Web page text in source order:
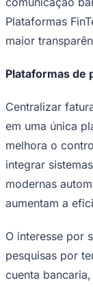
Palmeiras
Plataformas
maior
Plataformas de
Centralizar
em uma única
melhora o
integrar
modernas
aumentam a
O interesse por
pesquisas por
cuenta